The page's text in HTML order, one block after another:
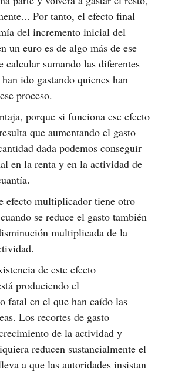
Por tanto, el efecto final
del incremento inicial del
un euro es de algo más de ese
calcular sumando las diferentes
ido gastando quienes han
proceso.
porque si funciona ese efecto
que aumentando el gasto
dada podemos conseguir
en la renta y en la actividad de
efecto multiplicador tiene otro
se reduce el gasto también
multiplicada de la
de este efecto
produciendo el
fatal en el que han caído las
Los recortes de gasto
de la actividad y
reducen sustancialmente el
a que las autoridades insistan